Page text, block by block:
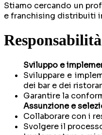
Stiamo cercando un
e franchising distribuiti
Sviluppo e
Sviluppare e
dei bar e dei
Garantire la
Assunzione e
Collaborare con i
Svolgere il